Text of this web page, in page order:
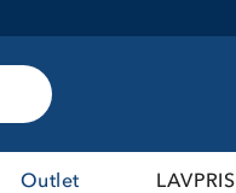
Outlet LAVPRIS